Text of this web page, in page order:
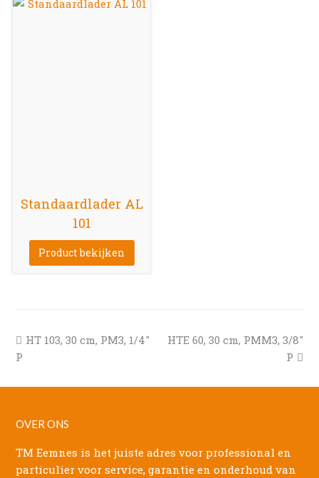
Standaardlader AL
101
Product bekijken
previous
HT 103, 30 cm, PM3, 1/4″
P
next
HTE 60, 30 cm, PMM3, 3/8″
P
OVER ONS
TM Eemnes is het juiste adres voor professional en
particulier voor service, garantie en onderhoud van